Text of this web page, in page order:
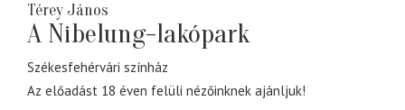
Térey János
A Nibelung-lakópark
Székesfehérvári színház
Az előadást 18 éven felüli nézőinknek ajánljuk!